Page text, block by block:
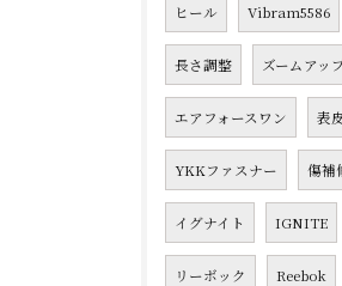
ヒール Vibram5586
長さ調整 ズームアッ
エアフォースワン 表
YKKファスナー 傷補
イグナイト IGNITE
リーボック Reebok